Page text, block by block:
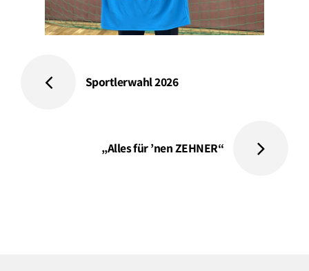
Sportlerwahl 2026
„Alles für ’nen ZEHNER“